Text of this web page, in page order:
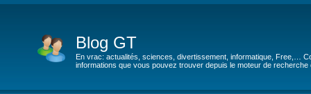
Blog GT
En vrac: actualités, sciences, divertissement, informatique, Free,…
informations que vous pouvez trouver depuis le moteur de recherche